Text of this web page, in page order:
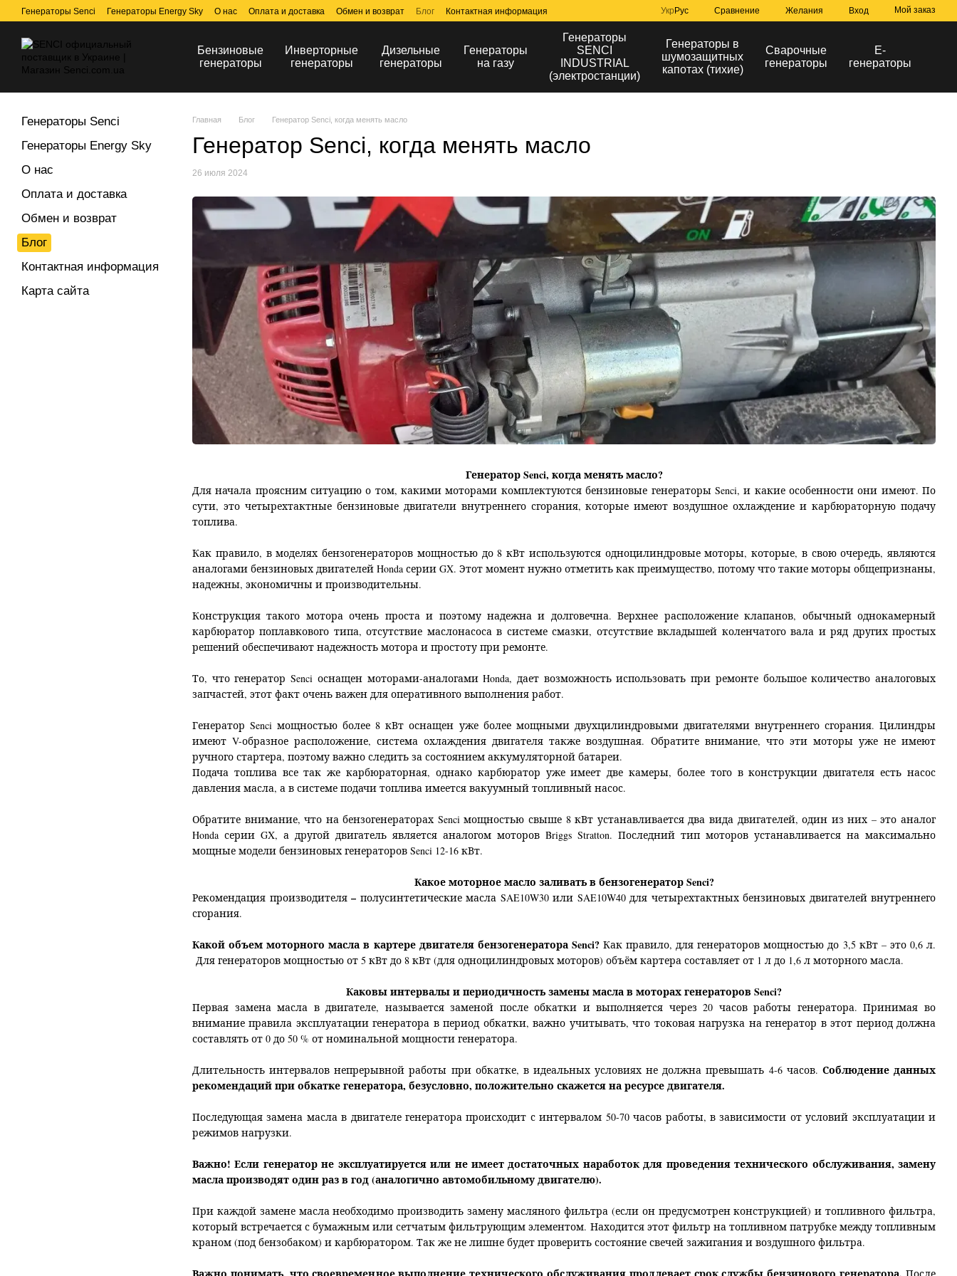
Перейти к основному контенту
Генераторы Senci Генераторы Energy Sky О нас Оплата и доставка Обмен и возврат Блог Контактная информация Укр Рус Сравнение Желания Вход Мой заказ
Бензиновые
генераторы
Инверторные
генераторы
Дизельные
генераторы
Генераторы
на газу
Генераторы
SENCI
INDUSTRIAL
(электростанции)
Генераторы в
шумозащитных
капотах (тихие)
Сварочные
генераторы
Е-
генераторы
Главная Блог Генератор Senci, когда менять масло
Генератор Senci, когда менять масло
26 июля 2024
Генератор Senci, когда менять масло?
Для начала проясним ситуацию о том, какими моторами комплектуются бензиновые генераторы Senci, и какие особенности они имеют. По
сути, это четырехтактные бензиновые двигатели внутреннего сгорания, которые имеют воздушное охлаждение и карбюраторную подачу
топлива.
Как правило, в моделях бензогенераторов мощностью до 8 кВт используются одноцилиндровые моторы, которые, в свою очередь, являются
аналогами бензиновых двигателей Honda серии GX. Этот момент нужно отметить как преимущество, потому что такие моторы общепризнаны,
надежны, экономичны и производительны.
Конструкция такого мотора очень проста и поэтому надежна и долговечна. Верхнее расположение клапанов, обычный однокамерный
карбюратор поплавкового типа, отсутствие маслонасоса в системе смазки, отсутствие вкладышей коленчатого вала и ряд других простых
решений обеспечивают надежность мотора и простоту при ремонте.
То, что генератор Senci оснащен моторами-аналогами Honda, дает возможность использовать при ремонте большое количество аналоговых
запчастей, этот факт очень важен для оперативного выполнения работ.
Генератор Senci мощностью более 8 кВт оснащен уже более мощными двухцилиндровыми двигателями внутреннего сгорания. Цилиндры
имеют V-образное расположение, система охлаждения двигателя также воздушная. Обратите внимание, что эти моторы уже не имеют
ручного стартера, поэтому важно следить за состоянием аккумуляторной батареи.
Подача топлива все так же карбюраторная, однако карбюратор уже имеет две камеры, более того в конструкции двигателя есть насос
давления масла, а в системе подачи топлива имеется вакуумный топливный насос.
Обратите внимание, что на бензогенераторах Senci мощностью свыше 8 кВт устанавливается два вида двигателей, один из них – это аналог
Honda серии GX, а другой двигатель является аналогом моторов Briggs Stratton. Последний тип моторов устанавливается на максимально
мощные модели бензиновых генераторов Senci 12-16 кВт.
Какое моторное масло заливать в бензогенератор Senci?
Рекомендация производителя – полусинтетические масла SAE10W30 или SAE10W40 для четырехтактных бензиновых двигателей внутреннего
сгорания.
Какой объем моторного масла в картере двигателя бензогенератора Senci? Как правило, для генераторов мощностью до 3,5 кВт – это 0,6 л.
Для генераторов мощностью от 5 кВт до 8 кВт (для одноцилиндровых моторов) объём картера составляет от 1 л до 1,6 л моторного масла.
Каковы интервалы и периодичность замены масла в моторах генераторов Senci?
Первая замена масла в двигателе, называется заменой после обкатки и выполняется через 20 часов работы генератора. Принимая во
внимание правила эксплуатации генератора в период обкатки, важно учитывать, что токовая нагрузка на генератор в этот период должна
составлять от 0 до 50 % от номинальной мощности генератора.
Длительность интервалов непрерывной работы при обкатке, в идеальных условиях не должна превышать 4-6 часов. Соблюдение данных
рекомендаций при обкатке генератора, безусловно, положительно скажется на ресурсе двигателя.
Последующая замена масла в двигателе генератора происходит с интервалом 50-70 часов работы, в зависимости от условий эксплуатации и
режимов нагрузки.
Важно! Если генератор не эксплуатируется или не имеет достаточных наработок для проведения технического обслуживания, замену
масла производят один раз в год (аналогично автомобильному двигателю).
При каждой замене масла необходимо производить замену масляного фильтра (если он предусмотрен конструкцией) и топливного фильтра,
который встречается с бумажным или сетчатым фильтрующим элементом. Находится этот фильтр на топливном патрубке между топливным
краном (под бензобаком) и карбюратором. Так же не лишне будет проверить состояние свечей зажигания и воздушного фильтра.
Генераторы Senci
Генераторы Energy Sky
О нас
Оплата и доставка
Обмен и возврат
Блог
Контактная информация
Карта сайта